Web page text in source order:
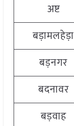
अष्ट
बड़ामलहेड़ा
बड़नगर
बदनावर
बड़वाह